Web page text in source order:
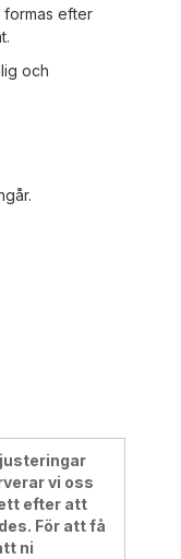
formas efter
och
vi oss
efter att
För att få
ni